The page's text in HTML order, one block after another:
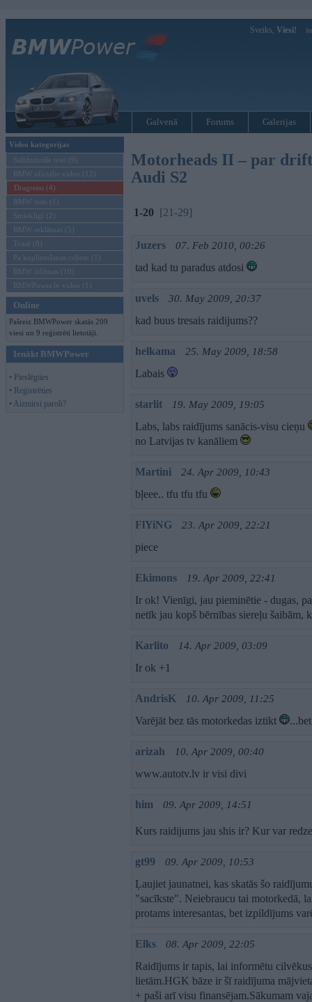
Sveiks, Viesi!
Galvenā Forums Galerijas
Video kategorijas
Salīdzinošie testi (9)
BMW oficiālie video (12)
Dragreiss (4)
BMW tests (1)
Smieklīgi (2)
BMW reklāmas (5)
Trasē (8)
Pa koplietošanas ceļiem (1)
BMW īsfilmas (10)
BMWPower.lv video (1)
Online
Pašreiz BMWPower skatās 209
viesi un 9 reģistrēti lietotāji.
Ienākt BMWPower
• Pieslēgties
• Reģistrēties
• Aizmirsi paroli?
Motorheads II – par
Audi S2
1-20 [21-29]
Juzers 07. Feb 2010, 00:26
tad kad tu paradus atdosi
uvels 30. May 2009, 20:37
kad buus tresais raidijums??
helkama 25. May 2009, 18:58
Labais
starlit 19. May 2009, 19:05
Labs, labs raidījums sanācis-visu cieņu
no Latvijas tv kanāliem
Martini 24. Apr 2009, 10:43
bļeee.. tfu tfu tfu
FlYiNG 23. Apr 2009, 22:21
piece
Ekimons 19. Apr 2009, 22:41
Ir ok! Vienīgi, jau pieminētie - dugas,
netīk jau kopš bērnības siereļu šaibām,
Karlito 14. Apr 2009, 03:09
Ir ok +1
AndrisK 10. Apr 2009, 11:25
Varējāt bez tās motorkedas iztikt
arizah 10. Apr 2009, 00:40
www.autotv.lv ir visi divi
him 09. Apr 2009, 14:51
Kurs raidijums jau shis ir? Kur var
gt99 09. Apr 2009, 10:53
Ļaujiet jaunatnei, kas skatās šo
"sacīkste". Neiebraucu tai motorkedā,
protams interesantas, bet izpildījums
Elks 08. Apr 2009, 22:05
Raidījums ir tapis, lai informētu
lietām.HGK bāze ir šī raidījuma
+ paši arī visu finansējam.Sākumam